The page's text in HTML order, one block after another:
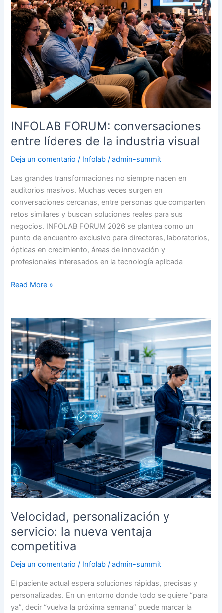
INFOLAB FORUM: conversaciones
entre líderes de la industria visual
Deja un comentario / Infolab /admin-summit
Las grandes transformaciones no siempre nacen en
auditorios masivos. Muchas veces surgen en
conversaciones cercanas, entre personas que comparten
retos similares y buscan soluciones reales para sus
negocios. INFOLAB FORUM 2026 se plantea como un
punto de encuentro exclusivo para directores, laboratorios,
ópticas en crecimiento, áreas de innovación y
profesionales interesados en la tecnología aplicada
la
industria
visual
Read More »
Velocidad, personalización y
servicio: la nueva ventaja
competitiva
Deja un comentario / Infolab /admin-summit
El paciente actual espera soluciones rápidas, precisas y
personalizadas. En un entorno donde todo se quiere “para
ya”, decir “vuelva la próxima semana” puede marcar la
Velocidad,
personalización
y
servicio:
la
nueva
ventaja
competitiva